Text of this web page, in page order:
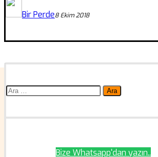
Bir Perde8 Ekim 2018
Arama:
Bize Whatsapp'dan yazın..